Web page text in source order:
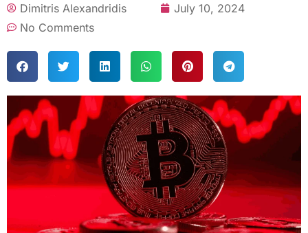
Dimitris Alexandridis
July 10, 2024
No Comments